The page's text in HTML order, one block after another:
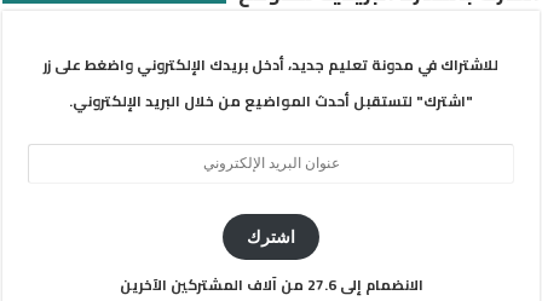
للاشتراك في مدونة تعليم جديد، أدخل بريدك الإلكتروني واضغط على زر
"اشترك" لتستقبل أحدث المواضيع من خلال البريد الإلكتروني.
اشترك
الانضمام إلى 27.6 من آلاف المشتركين الآخرين